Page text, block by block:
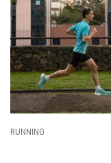
RUNNING